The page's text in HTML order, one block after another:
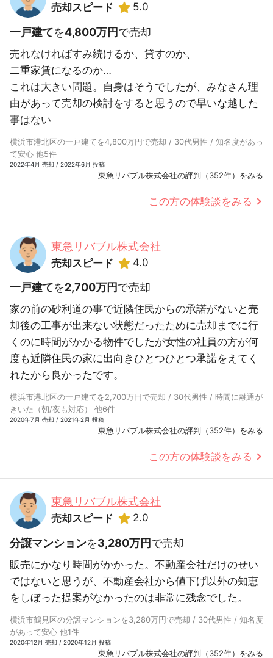
売却スピード 5.0
一戸建てを4,800万円で売却
売れなければすみ続けるか、貸すのか、
二重家賃になるのか…
これは大きい問題。自身はそうでしたが、みなさん理
由があって売却の検討をすると思うので早いな越した
事はない
横浜市港北区の一戸建てを4,800万円で売却 / 30代男性 / 知名度があっ
て安心 他5件
2022年4月 売却 / 2022年6月 投稿
東急リバブル株式会社の評判（352件）をみる
この方の体験談をみる
東急リバブル株式会社
売却スピード 4.0
一戸建てを2,700万円で売却
家の前の砂利道の事で近隣住民からの承諾がないと売
却後の工事が出来ない状態だったために売却までに行
くのに時間がかかる物件でしたが女性の社員の方が何
度も近隣住民の家に出向きひとつひとつ承諾をえてく
れたから良かったです。
横浜市港北区の一戸建てを2,700万円で売却 / 30代男性 / 時間に融通が
きいた（朝/夜も対応） 他6件
2020年7月 売却 / 2021年2月 投稿
東急リバブル株式会社の評判（352件）をみる
この方の体験談をみる
東急リバブル株式会社
売却スピード 2.0
分譲マンションを3,280万円で売却
販売にかなり時間がかかった。不動産会社だけのせい
ではないと思うが、不動産会社から値下げ以外の知恵
をしぼった提案がなかったのは非常に残念でした。
横浜市鶴見区の分譲マンションを3,280万円で売却 / 30代男性 / 知名度
があって安心 他1件
2020年12月 売却 / 2020年12月 投稿
東急リバブル株式会社の評判（352件）をみる